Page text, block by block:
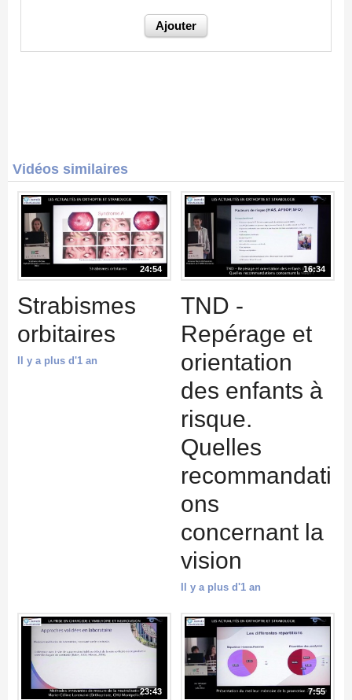
Vidéos similaires
24:54
Strabismes
orbitaires
Il y a plus d'1 an
16:34
TND -
Repérage et
orientation
des enfants à
risque.
Quelles
recommandati
ons
concernant la
vision
Il y a plus d'1 an
23:43 7:55